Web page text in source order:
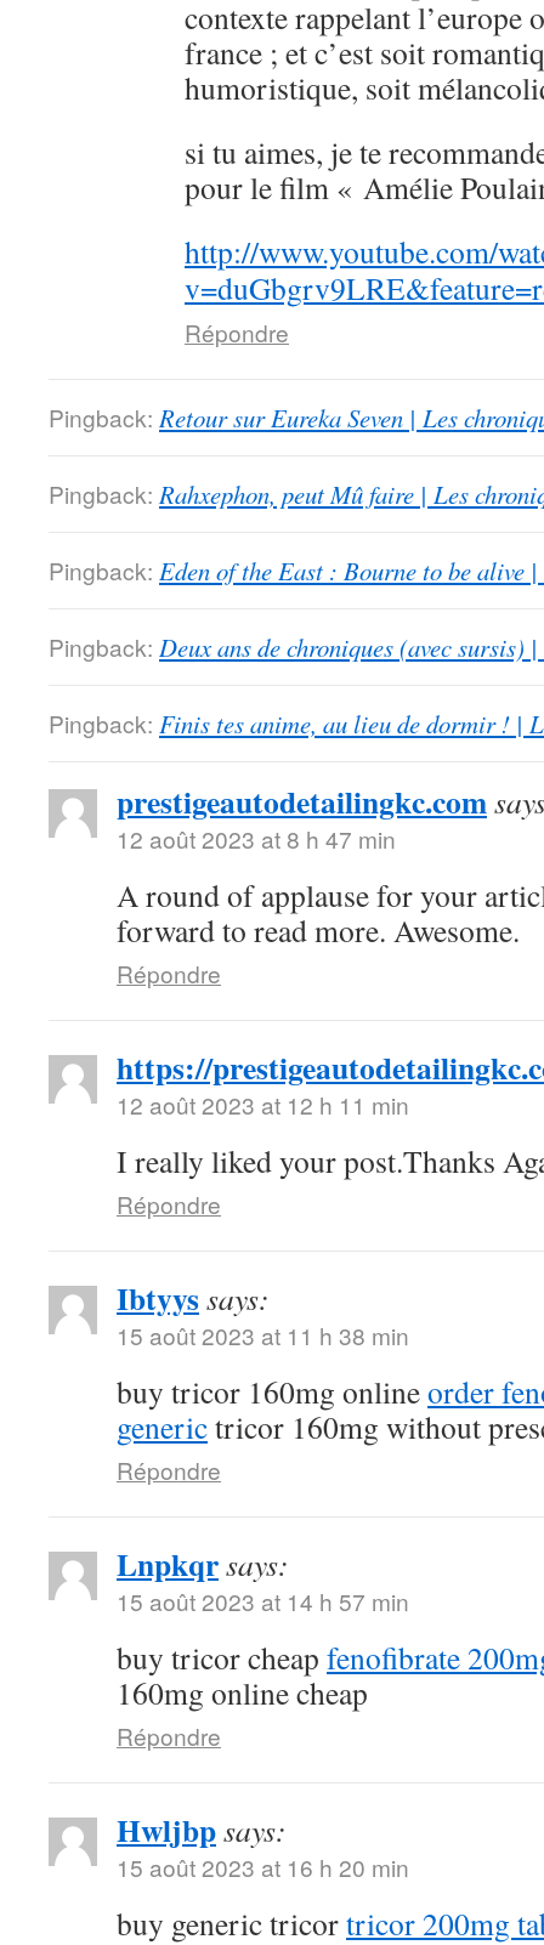
contexte rappelant l’europe
france ; et c’est soit
humoristique, soit
si tu aimes, je te
pour le film « Amélie
http://www.youtube.com/
Répondre
Pingback: Retour sur Eureka Seven | Les
Pingback: Rahxephon, peut Mû faire | Les
Pingback: Eden of the East : Bourne to be alive
Pingback: Deux ans de chroniques (avec sursis)
Pingback: Finis tes anime, au lieu de dormir ! |
prestigeautodetailingkc.com
12 août 2023 at 8 h 47 min
A round of applause for your
forward to read more. Awesome.
Répondre
https://
12 août 2023 at 12 h 11 min
I really liked your post.Thanks
Répondre
Ibtyyssays:
15 août 2023 at 11 h 38 min
buy tricor 160mg onlineorder
generictricor 160mg without
Répondre
Lnpkqrsays:
15 août 2023 at 14 h 57 min
buy tricor cheap fenofibrate
160mg online cheap
Répondre
Hwljbpsays:
15 août 2023 at 16 h 20 min
buy generic tricortricor 200mg